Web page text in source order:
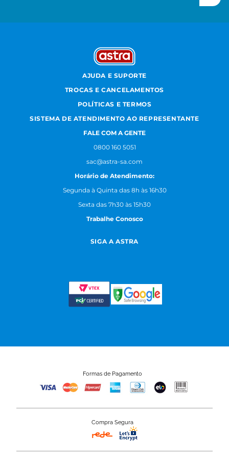
AJUDA E SUPORTE
TROCAS E CANCELAMENTOS
POLÍTICAS E TERMOS
SISTEMA DE ATENDIMENTO AO REPRESENTANTE
FALE COM A GENTE
0800 160 5051
sac@astra-sa.com
Horário de Atendimento:
Segunda à Quinta das 8h às 16h30
Sexta das 7h30 às 15h30
Trabalhe Conosco
SIGA A ASTRA
Formas de Pagamento
Compra Segura